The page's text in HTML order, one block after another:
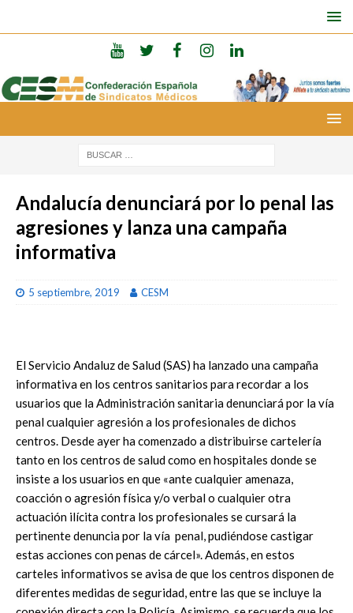
Andalucía denunciará por lo penal las
agresiones y lanza una campaña
informativa
5 septiembre, 2019 CESM
El Servicio Andaluz de Salud (SAS) ha lanzado una campaña
informativa en los centros sanitarios para recordar a los
usuarios que la Administración sanitaria denunciará por la vía
penal cualquier agresión a los profesionales de dichos
centros. Desde ayer ha comenzado a distribuirse cartelería
tanto en los centros de salud como en hospitales donde se
insiste a los usuarios en que «ante cualquier amenaza,
coacción o agresión física y/o verbal o cualquier otra
actuación ilícita contra los profesionales se cursará la
pertinente denuncia por la vía penal, pudiéndose castigar
estas acciones con penas de cárcel». Además, en estos
carteles informativos se avisa de que los centros disponen de
diferentes medidas de seguridad, entre las que se incluye la